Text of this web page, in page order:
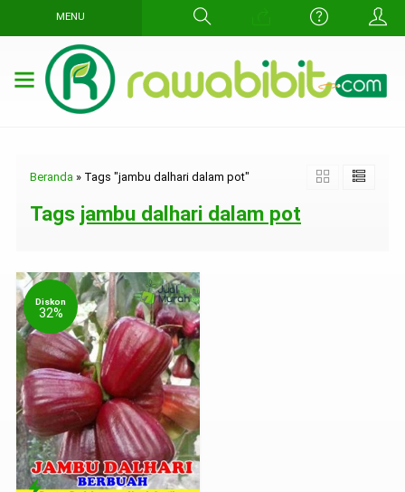
MENU
Beranda » Tags "jambu dalhari dalam pot"
Tags jambu dalhari dalam pot
Diskon
32%